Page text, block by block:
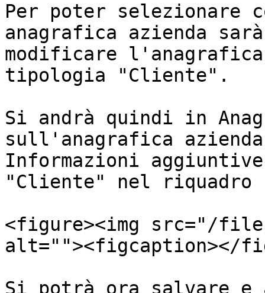
Per poter selezionare
anagrafica azienda
modificare l'anagrafica
tipologia "Cliente".
Si andrà quindi in
sull'anagrafica
Informazioni
"Cliente" nel
<figure><img src="/files/
alt=""><figcaption></
Si potrà ora salvare e